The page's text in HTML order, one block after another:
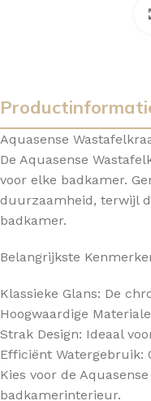
BADMEUBELSETS
Aquasense
De Aquasense
voor elke badkamer.
duurzaamheid, terwijl
badkamer.
Belangrijkste
Klassieke Glans: De
Hoogwaardige
Strak Design: Ideaal
Efficiënt Watergebruik:
Kies voor de
badkamerinterieur.